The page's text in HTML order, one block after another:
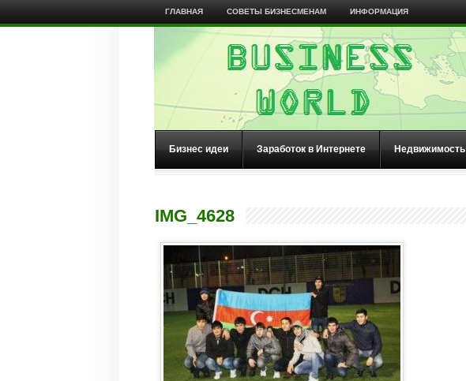
ГЛАВНАЯ СОВЕТЫ БИЗНЕСМЕНАМ ИНФОРМАЦИЯ
Бизнес идеи Заработок в Интернете Недвижимость
IMG_4628